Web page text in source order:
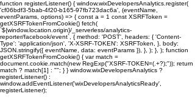
function registerListener() { window.wixDevelopersAnalytics.register(
'cf06bdf3-5bab-4f20-b165-97fb723dac6a', (eventName,
eventParams, options) => { const a = 1 const XSRFToken =
getXSRFTokenFromCookie() fetch(
`${window.location.origin}/_serverless/analytics-
reporter/facebook/event`, { method: 'POST', headers: { 'Content-
Type': 'application/json', 'X-XSRF-TOKEN': XSRFToken, }, body:
JSON.stringify({ eventName, data: eventParams }), }, ); }, ); function
getXSRFTokenFromCookie() { var match =
document.cookie.match(new RegExp("XSRF-TOKEN=(.+?);")); return
match ? match[1] : ""; } } window.wixDevelopersAnalytics ?
registerListener() :
window.addEventListener('wixDevelopersAnalyticsReady',
registerListener);